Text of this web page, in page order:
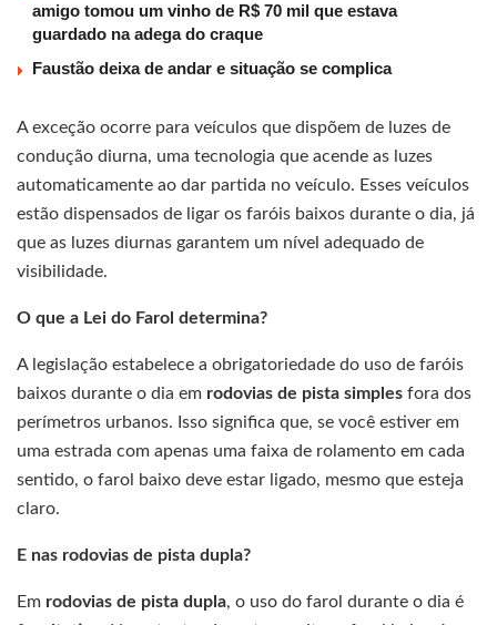
amigo tomou um vinho de R$ 70 mil que estava
guardado na adega do craque
Faustão deixa de andar e situação se complica
A exceção ocorre para veículos que dispõem de luzes de
condução diurna, uma tecnologia que acende as luzes
automaticamente ao dar partida no veículo. Esses veículos
estão dispensados de ligar os faróis baixos durante o dia, já
que as luzes diurnas garantem um nível adequado de
visibilidade.
O que a Lei do Farol determina?
A legislação estabelece a obrigatoriedade do uso de faróis
baixos durante o dia em rodovias de pista simples fora dos
perímetros urbanos. Isso significa que, se você estiver em
uma estrada com apenas uma faixa de rolamento em cada
sentido, o farol baixo deve estar ligado, mesmo que esteja
claro.
E nas rodovias de pista dupla?
Em rodovias de pista dupla, o uso do farol durante o dia é